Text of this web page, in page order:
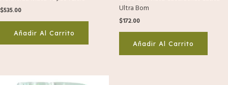
$535.00
Añadir Al Carrito
Ultra Bom
$172.00
Añadir Al Carrito